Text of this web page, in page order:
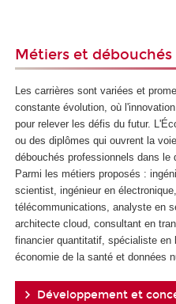
Métiers et
Les carrières sont variées et
constante évolution, où
pour relever les défis du futur.
ou des diplômes qui ouvrent la
débouchés professionnels dans le
Parmi les métiers proposés :
scientist, ingénieur en
télécommunications, analyste en
architecte cloud, consultant en
financier quantitatif, spécialiste en
économie de la santé et données
Développement et